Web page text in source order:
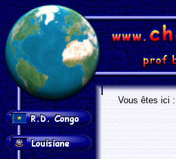
.
Vous êtes